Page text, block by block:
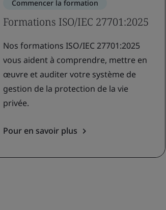
Commencer la formation
Formations ISO/IEC 27701:2025
Nos formations ISO/IEC 27701:2025
vous aident à comprendre, mettre en
œuvre et auditer votre système de
gestion de la protection de la vie
privée.
Pour en savoir plus